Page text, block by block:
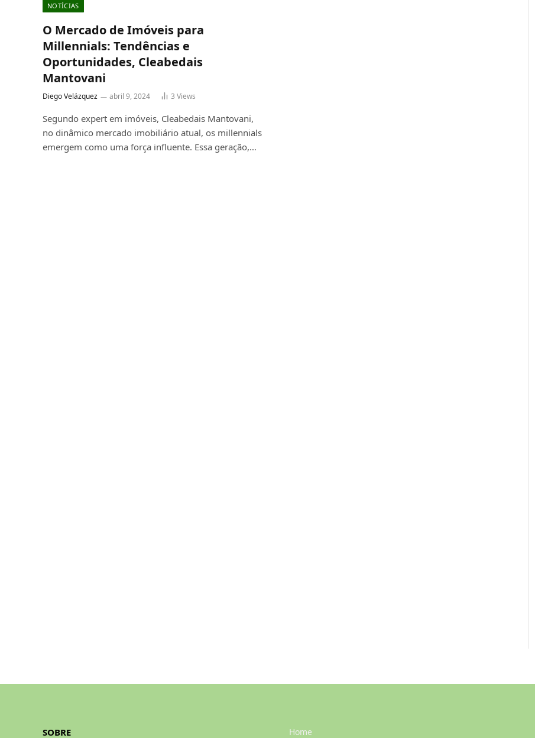
NOTÍCIAS
O Mercado de Imóveis para
Millennials: Tendências e
Oportunidades, Cleabedais
Mantovani
Diego Velázquez abril 9, 2024 3 Views
Segundo expert em imóveis, Cleabedais Mantovani,
no dinâmico mercado imobiliário atual, os millennials
emergem como uma força influente. Essa geração,…
SOBRE
Home